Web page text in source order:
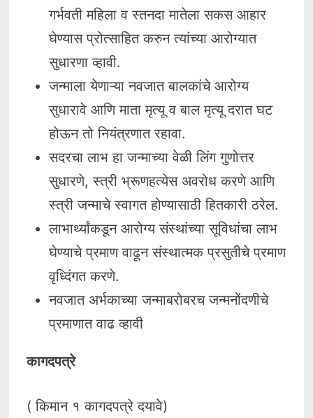
गर्भवती महिला व स्तनदा मातेला सकस आहार
घेण्यास प्रोत्साहित करुन त्यांच्या आरोग्यात
सुधारणा व्हावी.
जन्माला येणाऱ्या नवजात बालकांचे आरोग्य
सुधारावे आणि माता मृत्यू व बाल मृत्यू दरात घट
होऊन तो नियंत्रणात रहावा.
सदरचा लाभ हा जन्माच्या वेळी लिंग गुणोत्तर
सुधारणे, स्त्री भ्रूणहत्येस अवरोध करणे आणि
स्त्री जन्माचे स्वागत होण्यासाठी हितकारी ठरेल.
लाभार्थ्यांकडून आरोग्य संस्थांच्या सूविधांचा लाभ
घेण्याचे प्रमाण वाढून संस्थात्मक प्रसुतीचे प्रमाण
वृध्दिंगत करणे.
नवजात अर्भकाच्या जन्माबरोबरच जन्मनोंदणीचे
प्रमाणात वाढ व्हावी
कागदपत्रे
( किमान १ कागदपत्रे दयावे)